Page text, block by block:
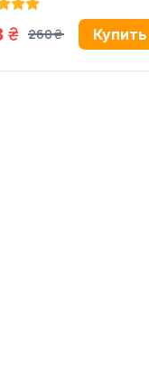
260
грн.
грн.